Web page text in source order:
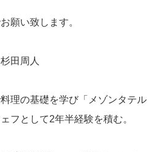
願い致します。
田周人
理の基礎を学び「メゾンタテル
フとして2年半経験を積む。